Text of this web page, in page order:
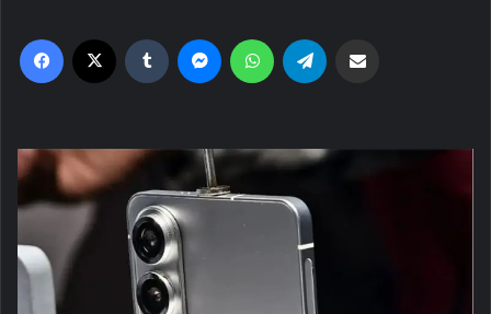
Facebook Tumblr MessengerWhatsApp